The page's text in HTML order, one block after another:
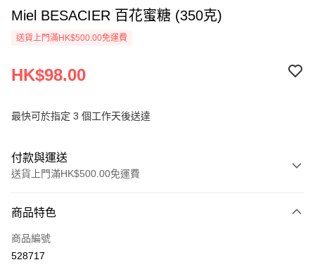
Miel BESACIER 百花蜜糖 (350克)
送貨上門滿HK$500.00免運費
HK$98.00
最快可於指定 3 個工作天後送達
付款與運送
送貨上門滿HK$500.00免運費
信用卡
AlipayHK
商品特色
商品編號
528717